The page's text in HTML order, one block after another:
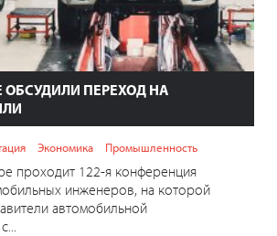
ОБСУДИЛИ ПЕРЕХОД НА
Экономика Промышленность
проходит 122-я конференция
инженеров, на которой
автомобильной